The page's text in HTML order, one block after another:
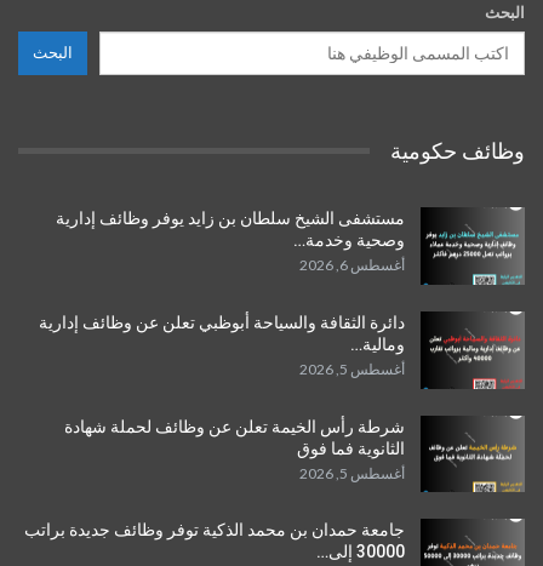
البحث
البحث
وظائف حكومية
مستشفى الشيخ سلطان بن زايد يوفر وظائف إدارية
وصحية وخدمة…
أغسطس 6, 2026
دائرة الثقافة والسياحة أبوظبي تعلن عن وظائف إدارية
ومالية…
أغسطس 5, 2026
شرطة رأس الخيمة تعلن عن وظائف لحملة شهادة
الثانوية فما فوق
أغسطس 5, 2026
جامعة حمدان بن محمد الذكية توفر وظائف جديدة براتب
30000 إلى…